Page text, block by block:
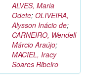
ALVES, Maria
Odete; OLIVEIRA,
Alysson Inácio de;
CARNEIRO, Wendell
Márcio Araújo;
MACIEL, Iracy
Soares Ribeiro